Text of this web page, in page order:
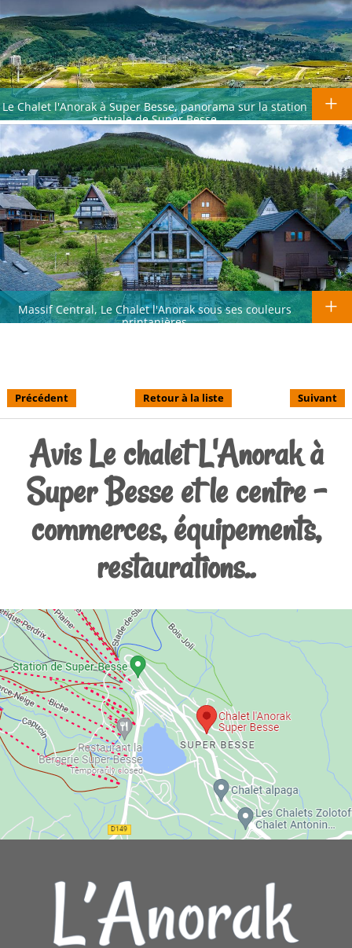
Le Chalet l'Anorak à Super Besse, panorama sur la station
estivale de Super Besse
Massif Central, Le Chalet l'Anorak sous ses couleurs
printanières
Précédent Retour à la liste Suivant
Avis Le chalet L'Anorak à
Super Besse et le centre -
commerces, équipements,
restaurations..